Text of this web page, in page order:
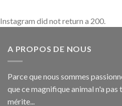
Instagram did not return a 200.
A PROPOS DE NOUS
Parce que nous sommes
que ce magnifique animal n'a
mérite...